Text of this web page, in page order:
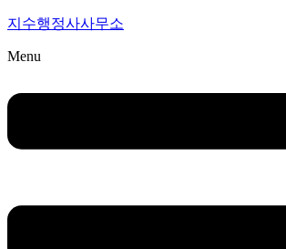
지수행정사사무소
Menu